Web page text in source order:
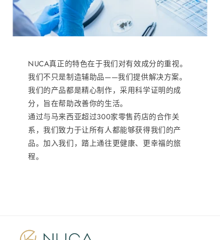
NUCA真正的特色在于我们对有效成分的重视。
我们不只是制造辅助品——我们提供解决方案。
我们的产品都是精心制作，采用科学证明的成
分，旨在帮助改善你的生活。
通过与马来西亚超过300家零售药店的合作关
系，我们致力于让所有人都能够获得我们的产
品。加入我们，踏上通往更健康、更幸福的旅
程。